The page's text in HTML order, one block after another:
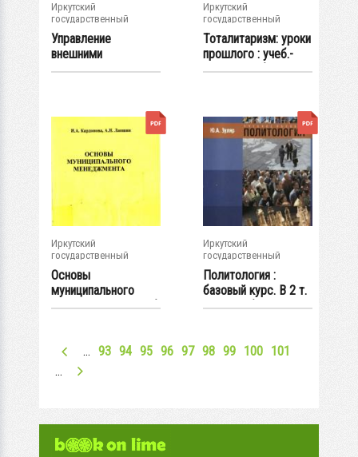
Иркутский
государственный
университет
Управление
внешними
устройствами на
Иркутский
государственный
университет
Тоталитаризм: уроки
прошлого : учеб.-
метод. псобие
Иркутский
государственный
университет
Основы
муниципального
менеджмента : учеб.
Иркутский
государственный
университет
Политология :
базовый курс. В 2 т.
Т. 1 : учеб....
… 93 94 95 96 97 98 99 100 101
…